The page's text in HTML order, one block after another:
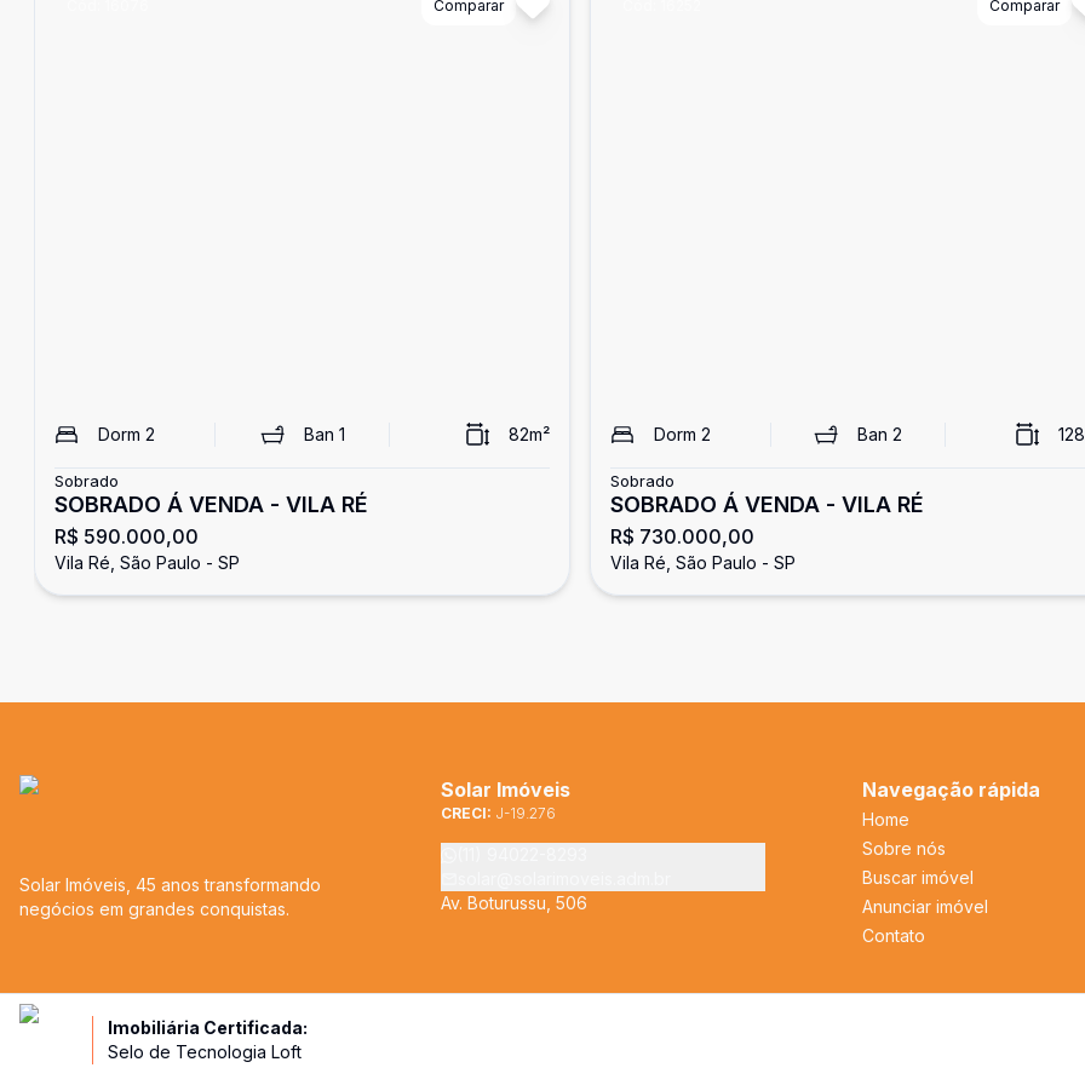
Comparar
Dorm 2 Ban 1 82m²
Sobrado
SOBRADO Á VENDA - VILA RÉ
R$ 590.000,00
Vila Ré, São Paulo - SP
Comparar
Dorm 2 Ban 2 128
Sobrado
SOBRADO Á VENDA - VILA RÉ
R$ 730.000,00
Vila Ré, São Paulo - SP
Solar Imóveis, 45 anos transformando
negócios em grandes conquistas.
Solar Imóveis
CRECI: J-19.276
Av. Boturussu, 506
Navegação rápida
Home
Sobre nós
Buscar imóvel
Anunciar imóvel
Contato
Imobiliária Certificada:
Selo de Tecnologia Loft